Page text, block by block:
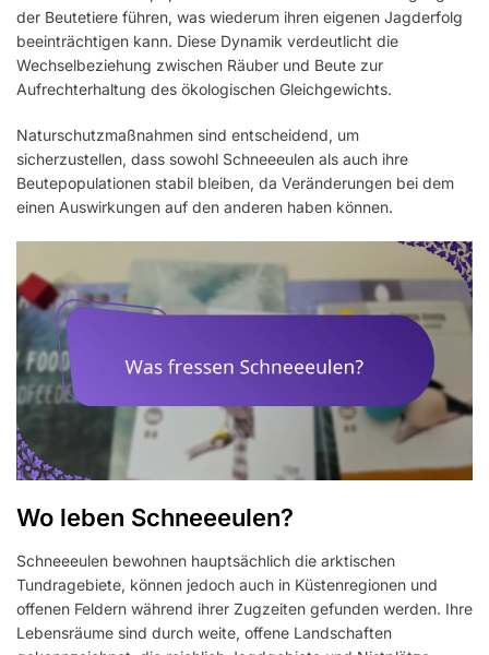
der Beutetiere führen, was wiederum ihren eigenen Jagderfolg
beeinträchtigen kann. Diese Dynamik verdeutlicht die
Wechselbeziehung zwischen Räuber und Beute zur
Aufrechterhaltung des ökologischen Gleichgewichts.
Naturschutzmaßnahmen sind entscheidend, um
sicherzustellen, dass sowohl Schneeeulen als auch ihre
Beutepopulationen stabil bleiben, da Veränderungen bei dem
einen Auswirkungen auf den anderen haben können.
Wo leben Schneeeulen?
Schneeeulen bewohnen hauptsächlich die arktischen
Tundragebiete, können jedoch auch in Küstenregionen und
offenen Feldern während ihrer Zugzeiten gefunden werden. Ihre
Lebensräume sind durch weite, offene Landschaften